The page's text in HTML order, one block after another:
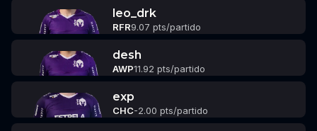
leo_drk
RFR9.07 pts/partido
desh
AWP11.92 pts/partido
exp
CHC-2.00 pts/partido